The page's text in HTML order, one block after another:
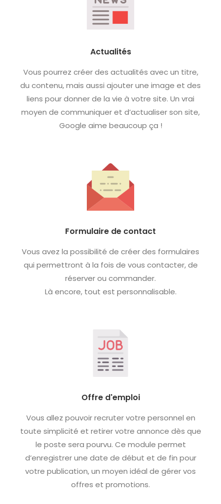
Actualités
Vous pourrez créer des actualités avec un titre,
du contenu, mais aussi ajouter une image et des
liens pour donner de la vie à votre site. Un vrai
moyen de communiquer et d’actualiser son site,
Google aime beaucoup ça !
Formulaire de contact
Vous avez la possibilité de créer des formulaires
qui permettront à la fois de vous contacter, de
réserver ou commander.
Là encore, tout est personnalisable.
Offre d'emploi
Vous allez pouvoir recruter votre personnel en
toute simplicité et retirer votre annonce dès que
le poste sera pourvu. Ce module permet
d’enregistrer une date de début et de fin pour
votre publication, un moyen idéal de gérer vos
offres et promotions.